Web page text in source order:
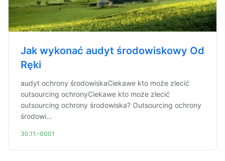
Jak wykonać audyt środowiskowy Od
Ręki
audyt ochrony środowiskaCiekawe kto może zlecić
outsourcing ochronyCiekawe kto może zlecić
outsourcing ochrony środowiska? Outsourcing ochrony
środowi...
30.11.-0001